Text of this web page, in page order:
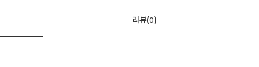
리뷰(0)